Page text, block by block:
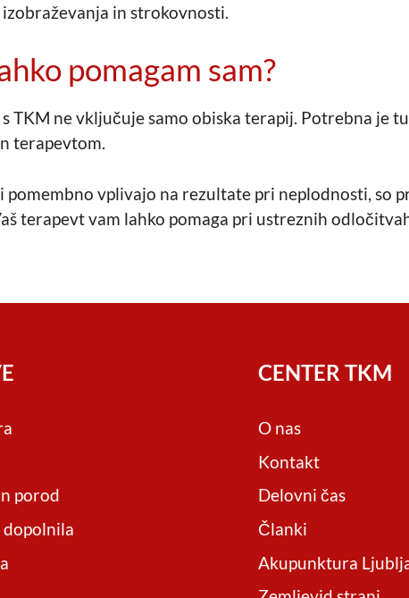
in strokovnosti.
pomagam sam?
TKM ne vključuje samo obiska terapij. Potrebna je
terapevtom.
pomembno vplivajo na rezultate pri neplodnosti, so
terapevt vam lahko pomaga pri ustreznih
porod
dopolnila
CENTER TKM
O nas
Kontakt
Delovni čas
Članki
Akupunktura